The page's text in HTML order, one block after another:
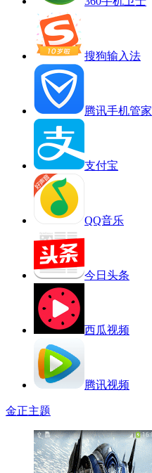
搜狗输入法
腾讯手机管家
支付宝
QQ音乐
今日头条
西瓜视频
腾讯视频
金正主题